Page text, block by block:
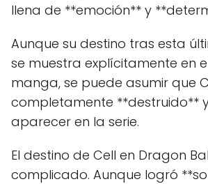
llena de **emoción** y
Aunque su destino tras esta
se muestra explícitamente en
manga, se puede asumir que
completamente **destruido**
aparecer en la serie.
El destino de Cell en Dragon
complicado. Aunque logró